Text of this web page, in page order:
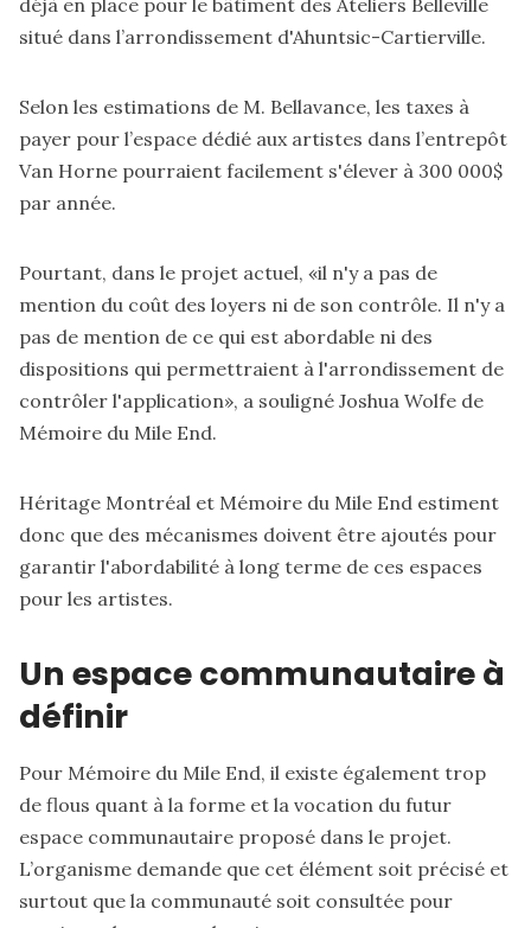
déjà en place pour le bâtiment des Ateliers Belleville
situé dans l’arrondissement d'Ahuntsic-Cartierville.
Selon les estimations de M. Bellavance, les taxes à
payer pour l’espace dédié aux artistes dans l’entrepôt
Van Horne pourraient facilement s'élever à 300 000$
par année.
Pourtant, dans le projet actuel, «il n'y a pas de
mention du coût des loyers ni de son contrôle. Il n'y a
pas de mention de ce qui est abordable ni des
dispositions qui permettraient à l'arrondissement de
contrôler l'application», a souligné Joshua Wolfe de
Mémoire du Mile End.
Héritage Montréal et Mémoire du Mile End estiment
donc que des mécanismes doivent être ajoutés pour
garantir l'abordabilité à long terme de ces espaces
pour les artistes.
Un espace communautaire à
définir
Pour Mémoire du Mile End, il existe également trop
de flous quant à la forme et la vocation du futur
espace communautaire proposé dans le projet.
L’organisme demande que cet élément soit précisé et
surtout que la communauté soit consultée pour